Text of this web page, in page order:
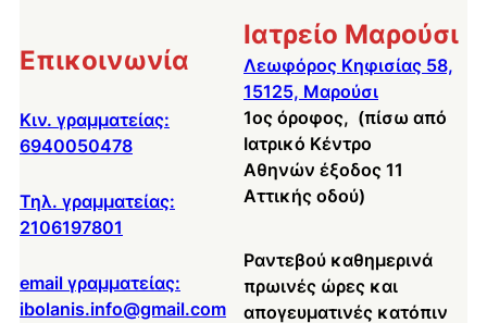
Επικοινωνία
Κιν. γραμματείας:
6940050478
Τηλ. γραμματείας:
2106197801
email γραμματείας:
ibolanis.info@gmail.com
Ιατρείο Μαρούσι
Λεωφόρος Κηφισίας 58,
15125, Μαρούσι
1ος όροφος, (πίσω από
Ιατρικό Κέντρο
Αθηνών έξοδος 11
Αττικής οδού)
Ραντεβού καθημερινά
πρωινές ώρες και
απογευματινές κατόπιν